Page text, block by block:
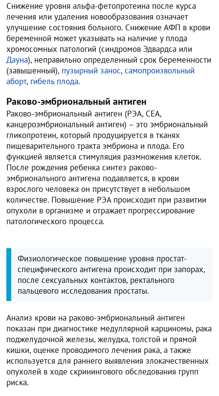
Снижение уровня альфа-фетопротеина после курса
лечения или удаления новообразования означает
улучшение состояния больного. Снижение АФП в крови
беременной может указывать на наличие у плода
хромосомных патологий (синдромов Эдвардса или
Дауна), неправильно определенный срок беременности
(завышенный), пузырный занос,самопроизвольный
аборт, гибель плода.
Раково-эмбриональный антиген
Раково-эмбриональный антиген (РЭА, CEA,
канцероэмбриональный антиген) – это эмбриональный
гликопротеин, который продуцируется в тканях
пищеварительного тракта эмбриона и плода. Его
функцией является стимуляция размножения клеток.
После рождения ребенка синтез раково-
эмбрионального антигена подавляется, в крови
взрослого человека он присутствует в небольшом
количестве. Повышение РЭА происходит при развитии
опухоли в организме и отражает прогрессирование
патологического процесса.
Физиологическое повышение уровня простат-
специфического антигена происходит при запорах,
после сексуальных контактов, ректального
пальцевого исследования простаты.
Анализ крови на раково-эмбриональный антиген
показан при диагностике медуллярной карциномы, рака
поджелудочной железы, желудка, толстой и прямой
кишки, оценке проводимого лечения рака, а также
используется для раннего выявления злокачественных
опухолей в ходе скринингового обследования групп
риска.